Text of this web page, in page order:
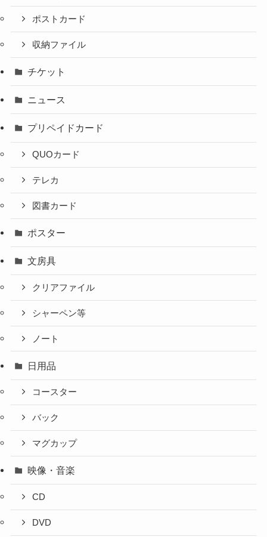
ポストカード
収納ファイル
チケット
ニュース
プリペイドカード
QUOカード
テレカ
図書カード
ポスター
文房具
クリアファイル
シャーペン等
ノート
日用品
コースター
バック
マグカップ
映像・音楽
CD
DVD